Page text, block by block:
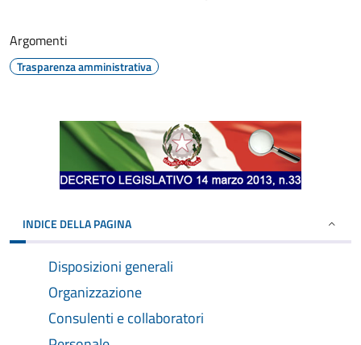
Argomenti
Trasparenza amministrativa
INDICE DELLA PAGINA
Disposizioni generali
Organizzazione
Consulenti e collaboratori